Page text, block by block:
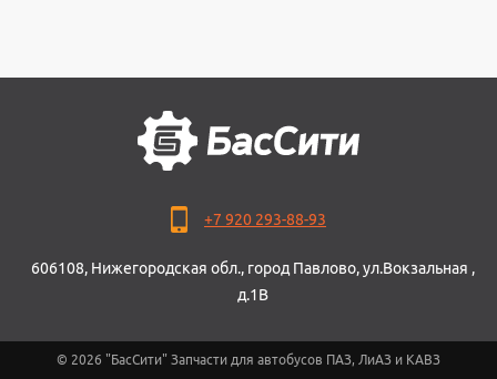
+7 920 293-88-93
606108, Нижегородская обл., город Павлово, ул.Вокзальная ,
д.1В
© 2026 "БасСити" Запчасти для автобусов ПАЗ, ЛиАЗ и КАВЗ